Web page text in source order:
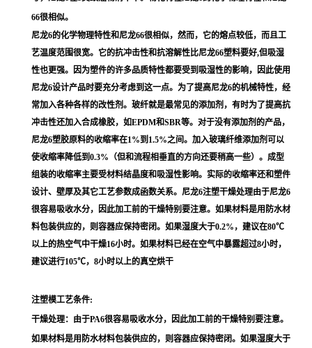
66很相似。
尼龙6的化学物理特性和尼龙66很相似，然而，它的熔点较低，而且工
艺温度范围很宽。它的抗冲击性和抗溶解性比尼龙66塑料要好,但吸湿
性也更强。因为塑件的许多品质特性都要受到吸湿性的影响，因此使用
尼龙6设计产品时要充分考虑到这一点。为了提高尼龙6的机械特性，经
常加入各种各样的改性剂。玻纤就是最常见的添加剂，有时为了提高抗
冲击性还加入合成橡胶，如EPDM和SBR等。对于没有添加剂的产品，
尼龙6塑胶原料的收缩率在1%到1.5%之间。加入玻璃纤维添加剂可以
使收缩率降低到0.3%（但和流程相垂直的方向还要稍高一些）。成型
组装的收缩率主要受材料结晶度和吸湿性影响。实际的收缩率还和塑件
设计、壁厚及其它工艺参数成函数关系。尼龙6注塑干燥处理由于尼龙6
很容易吸收水分，因此加工前的干燥特别要注意。如果材料是用防水材
料包装供应的，则容器应保持密闭。如果湿度大于0.2%，建议在80℃
以上的热空气中干燥16小时。如果材料已经在空气中暴露超过8小时，
建议进行105℃，8小时以上的真空烘干
注塑模工艺条件:
干燥处理：由于PA6很容易吸收水分，因此加工前的干燥特别要注意。
如果材料是用防水材料包装供应的，则容器应保持密闭。如果湿度大于